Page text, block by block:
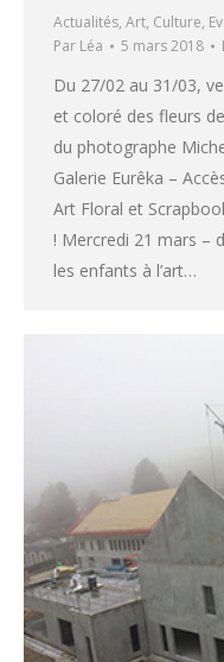
Actualités, Art, Culture,
Par Léa 5 mars 2018
Du 27/02 au 31/03,
et coloré des fleurs
du photographe
Galerie Eurêka –
Art Floral et
! Mercredi 21 mars –
les enfants à l’art…